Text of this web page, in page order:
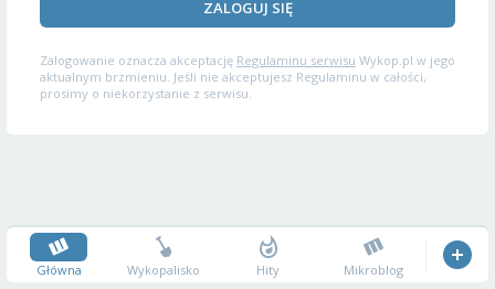
ZALOGUJ SIĘ
Zalogowanie oznacza akceptację Regulaminu serwisu Wykop.pl w jego
aktualnym brzmieniu. Jeśli nie akceptujesz Regulaminu w całości,
prosimy o niekorzystanie z serwisu.
Główna Wykopalisko Hity Mikroblog